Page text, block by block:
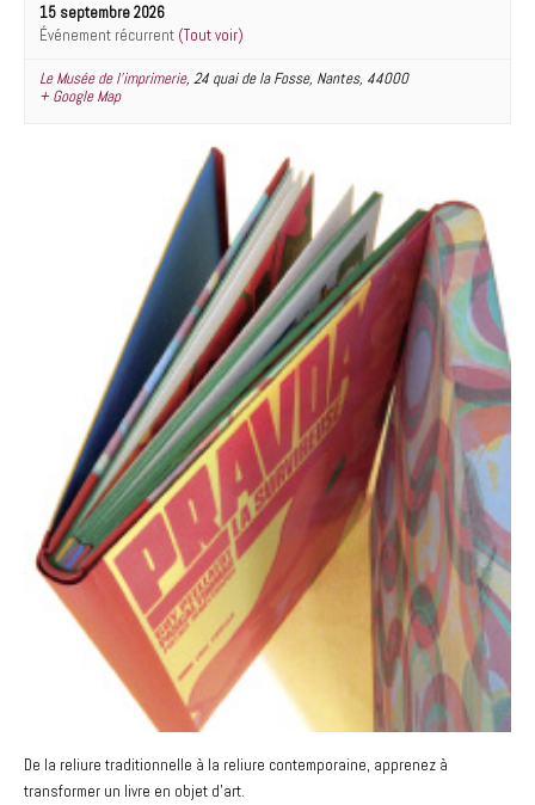
15 septembre 2026
Événement récurrent (Tout voir)
Le Musée de l’imprimerie, 24 quai de la Fosse, Nantes, 44000
+ Google Map
De la reliure traditionnelle à la reliure contemporaine, apprenez à
transformer un livre en objet d’art.